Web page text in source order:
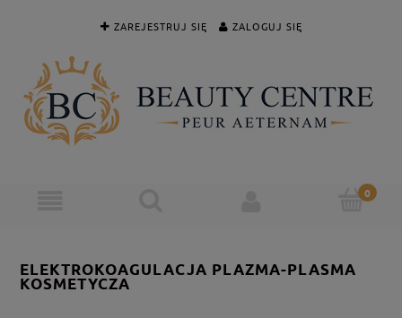
ZAREJESTRUJ SIĘ ZALOGUJ SIĘ
ELEKTROKOAGULACJA PLAZMA-PLASMA
KOSMETYCZA